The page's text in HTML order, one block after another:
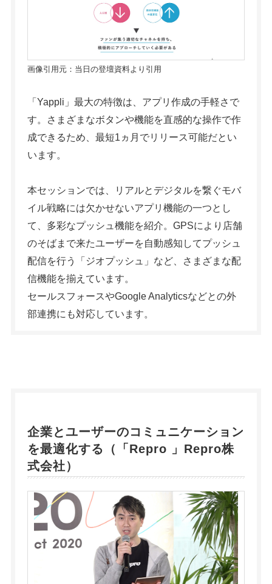
画像引用元：当日の登壇資料より引用
「Yappli」最大の特徴は、アプリ作成の手軽さで
す。さまざまなボタンや機能を直感的な操作で作
成できるため、最短1ヵ月でリリース可能だとい
います。
本セッションでは、リアルとデジタルを繋ぐモバ
イル戦略には欠かせないアプリ機能の一つとし
て、多彩なプッシュ機能を紹介。GPSにより店舗
のそばまで来たユーザーを自動感知してプッシュ
配信を行う「ジオプッシュ」など、さまざまな配
信機能を揃えています。
セールスフォースやGoogle Analyticsなどとの外
部連携にも対応しています。
企業とユーザーのコミュニケーション
を最適化する（「Repro 」Repro株
式会社）